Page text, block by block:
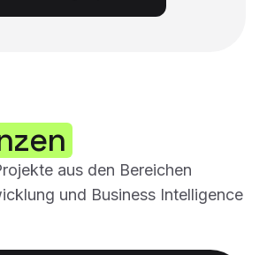
aus den Bereichen
und Business Intelligence